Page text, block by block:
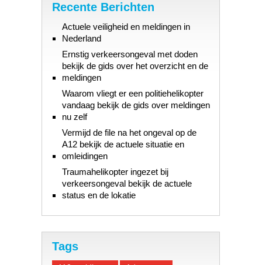
Recente Berichten
Actuele veiligheid en meldingen in
Nederland
Ernstig verkeersongeval met doden
bekijk de gids over het overzicht en de
meldingen
Waarom vliegt er een politiehelikopter
vandaag bekijk de gids over meldingen
nu zelf
Vermijd de file na het ongeval op de
A12 bekijk de actuele situatie en
omleidingen
Traumahelikopter ingezet bij
verkeersongeval bekijk de actuele
status en de lokatie
Tags